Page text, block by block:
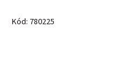
Kód: 780225